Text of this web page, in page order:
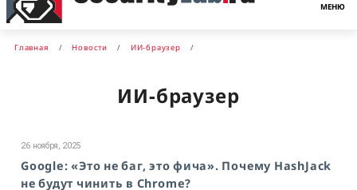
МЕНЮ
Главная Новости ИИ-браузер
ИИ-браузер
26 ноября, 2025
Google: «Это не баг, это фича». Почему HashJack
не будут чинить в Chrome?